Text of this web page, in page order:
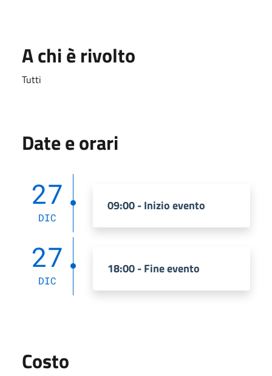
A chi è rivolto
Tutti
Date e orari
27
DIC
09:00 - Inizio evento
27
DIC
18:00 - Fine evento
Costo